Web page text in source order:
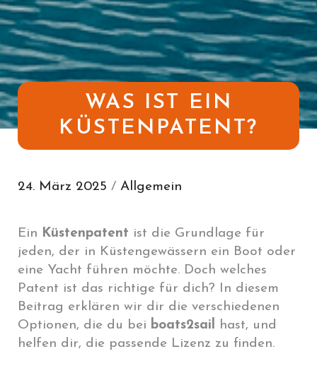
WAS IST EIN
KÜSTENPATENT?
24. März 2025 / Allgemein
Ein Küstenpatent ist die Grundlage für
jeden, der in Küstengewässern ein Boot oder
eine Yacht führen möchte. Doch welches
Patent ist das richtige für dich? In diesem
Beitrag erklären wir dir die verschiedenen
Optionen, die du bei boats2sail hast, und
helfen dir, die passende Lizenz zu finden.